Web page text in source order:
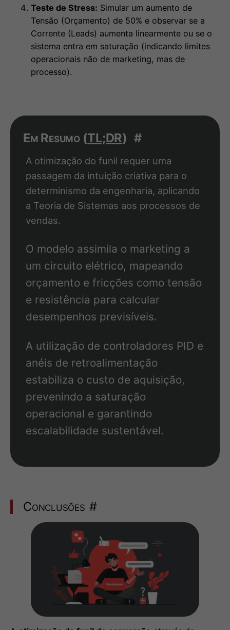
Teste de Stress: Simular um aumento de
Tensão (Orçamento) de 50% e observar se a
Corrente (Leads) aumenta linearmente ou se o
sistema entra em saturação (indicando limites
operacionais não de marketing, mas de
processo).
Em Resumo (TL;DR) #
A otimização do funil requer uma
passagem da intuição criativa para o
determinismo da engenharia, aplicando
a Teoria de Sistemas aos processos de
vendas.
O modelo assimila o marketing a
um circuito elétrico, mapeando
orçamento e fricções como tensão
e resistência para calcular
desempenhos previsíveis.
A utilização de controladores PID e
anéis de retroalimentação
estabiliza o custo de aquisição,
prevenindo a saturação
operacional e garantindo
escalabilidade sustentável.
Conclusões #